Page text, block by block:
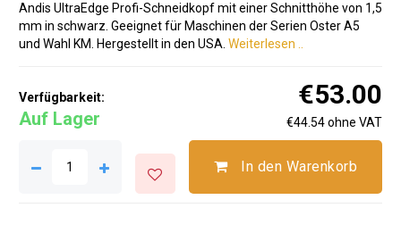
Andis UltraEdge Profi-Schneidkopf mit einer Schnitthöhe von 1,5
mm in schwarz. Geeignet für Maschinen der Serien Oster A5
und Wahl KM. Hergestellt in den USA. Weiterlesen ..
Verfügbarkeit:
Auf Lager
€53.00
€44.54 ohne VAT
In den Warenkorb